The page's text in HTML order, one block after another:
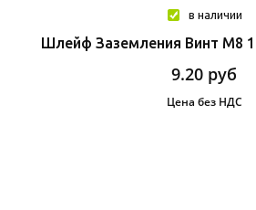
в наличии
Шлейф Заземления Винт М8
9.20 руб
Цена без НДС